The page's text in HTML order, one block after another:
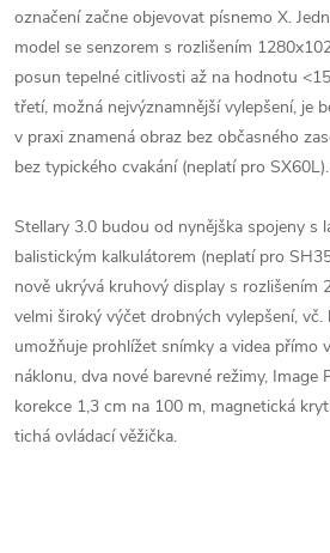
označení začne objevovat písnemo X.
model se senzorem s rozlišením
posun tepelné citlivosti až na hodnotu
třetí, možná nejvýznamnější vylepšení, je
v praxi znamená obraz bez občasného
bez typického cvakání (neplatí pro SX60L).
Stellary 3.0 budou od nynějška spojeny s
balistickým kalkulátorem (neplatí pro
nově ukrývá kruhový display s rozlišením
velmi široký výčet drobných vylepšení, vč.
umožňuje prohlížet snímky a videa přímo
náklonu, dva nové barevné režimy, Image
korekce 1,3 cm na 100 m, magnetická
tichá ovládací věžička.